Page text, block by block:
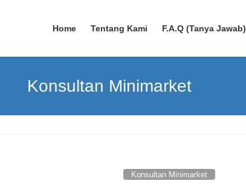
Home Tentang Kami F.A.Q (Tanya Jawab)
Konsultan Minimarket
Konsultan Minimarket